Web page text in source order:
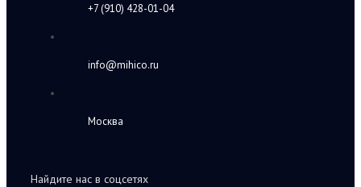
+7 (910) 428-01-04
info@mihico.ru
Москва
Найдите нас в соцсетях